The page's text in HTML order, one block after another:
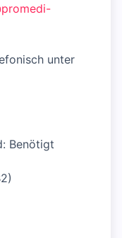
unter
Benötigt